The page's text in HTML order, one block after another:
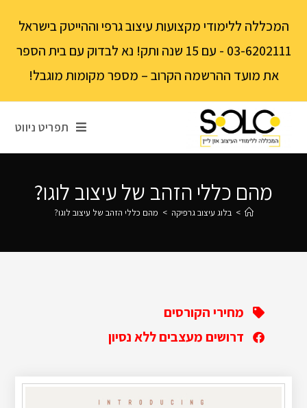
המכללה ללימודי מקצועות עיצוב גרפי וההייטק בישראל
03-6202111 - עם 15 שנה ותק! נא לבדוק עם בית הספר
את מועד ההרשמה הקרוב – מספר מקומות מוגבל!
תפריט ניווט
מהם כללי הזהב של עיצוב לוגו?
> בלוג עיצוב גרפיקה > מהם כללי הזהב של עיצוב לוגו?
מחירי הקורסים
דרושים מעצבים ללא נסיון